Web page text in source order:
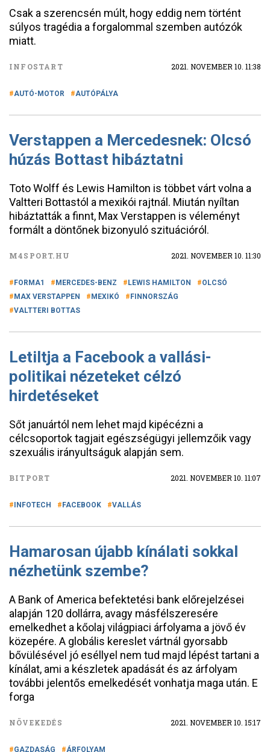
Csak a szerencsén múlt, hogy eddig nem történt
súlyos tragédia a forgalommal szemben autózók
miatt.
INFOSTART 2021. NOVEMBER 10. 11:38
AUTÓ-MOTOR AUTÓPÁLYA
Verstappen a Mercedesnek: Olcsó
húzás Bottast hibáztatni
Toto Wolff és Lewis Hamilton is többet várt volna a
Valtteri Bottastól a mexikói rajtnál. Miután nyíltan
hibáztatták a finnt, Max Verstappen is véleményt
formált a döntőnek bizonyuló szituációról.
M4SPORT.HU 2021. NOVEMBER 10. 11:30
FORMA1 MERCEDES-BENZ LEWIS HAMILTON
OLCSÓ
MAX VERSTAPPEN
MEXIKÓ
FINNORSZÁG
VALTTERI BOTTAS
Letiltja a Facebook a vallási-
politikai nézeteket célzó
hirdetéseket
Sőt januártól nem lehet majd kipécézni a
célcsoportok tagjait egészségügyi jellemzőik vagy
szexuális irányultságuk alapján sem.
BITPORT 2021. NOVEMBER 10. 11:07
INFOTECH FACEBOOK VALLÁS
Hamarosan újabb kínálati sokkal
nézhetünk szembe?
A Bank of America befektetési bank előrejelzései
alapján 120 dollárra, avagy másfélszeresére
emelkedhet a kőolaj világpiaci árfolyama a jövő év
közepére. A globális kereslet vártnál gyorsabb
bővülésével jó eséllyel nem tud majd lépést tartani a
kínálat, ami a készletek apadását és az árfolyam
további jelentős emelkedését vonhatja maga után. E
forga
NÖVEKEDÉS 2021. NOVEMBER 10. 15:17
GAZDASÁG ÁRFOLYAM